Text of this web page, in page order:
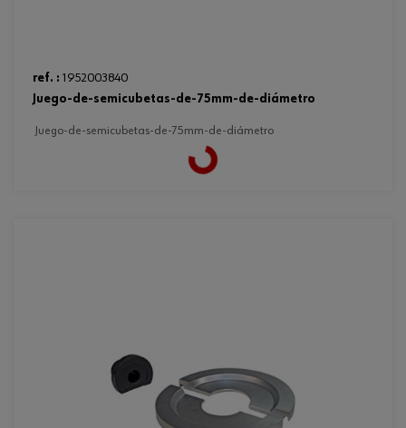
ref. : 1952003840
juego-de-semicubetas-de-75mm-de-diámetro
juego-de-semicubetas-de-75mm-de-diámetro